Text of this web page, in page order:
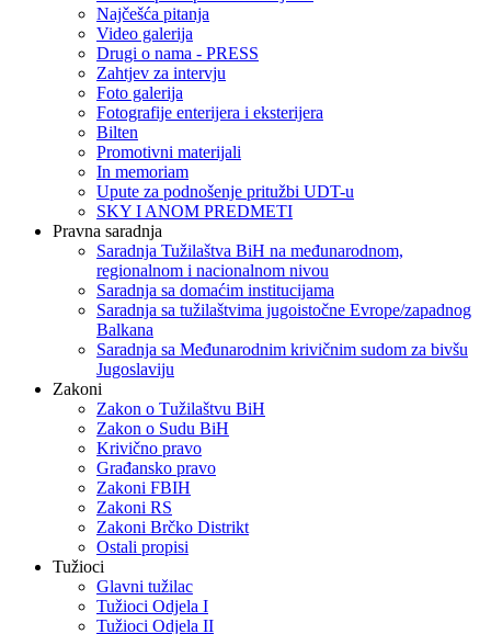
Najčešća pitanja
Video galerija
Drugi o nama - PRESS
Zahtjev za intervju
Foto galerija
Fotografije enterijera i eksterijera
Bilten
Promotivni materijali
In memoriam
Upute za podnošenje pritužbi UDT-u
SKY I ANOM PREDMETI
Pravna saradnja
Saradnja Tužilaštva BiH na međunarodnom,
regionalnom i nacionalnom nivou
Saradnja sa domaćim institucijama
Saradnja sa tužilaštvima jugoistočne Evrope/zapadnog
Balkana
Saradnja sa Međunarodnim krivičnim sudom za bivšu
Jugoslaviju
Zakoni
Zakon o Тužilaštvu BiH
Zakon o Sudu BiH
Krivično pravo
Građansko pravo
Zakoni FBIH
Zakoni RS
Zakoni Brčko Distrikt
Ostali propisi
Tužioci
Glavni tužilac
Tužioci Odjela I
Tužioci Odjela II